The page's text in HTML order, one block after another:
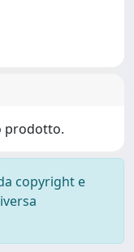
prodotto.
copyright e